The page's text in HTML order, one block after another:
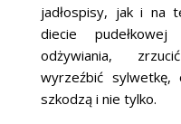
jadłospisy, jak i na
diecie
odżywiania,
wyrzeźbić
szkodzą i nie tylko.